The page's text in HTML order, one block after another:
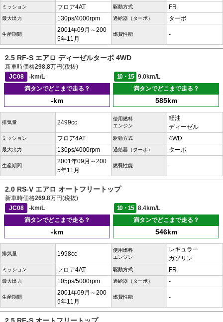
ミッション フロア4AT 駆動方式 FR
最大出力 130ps/4000rpm 過給器（ターボ） ターボ
生産期間
2001年09月～200
5年11月
燃費性能 -
2.5 RF-S エアロ ディーゼルターボ 4WD
新車時価格298.8万円(税抜)
JC08
-km/L 10・15
9.0km/L
満タンでどこまで走る？
-km
満タンでどこまで走る？
585km
排気量 2499cc
使用燃料
エンジン
軽油
ディーゼル
ミッション フロア4AT 駆動方式 4WD
最大出力 130ps/4000rpm 過給器（ターボ） ターボ
生産期間
2001年09月～200
5年11月
燃費性能 -
2.0 RS-V エアロ オートフリートップ
新車時価格269.8万円(税抜)
JC08
-km/L 10・15
8.4km/L
満タンでどこまで走る？
-km
満タンでどこまで走る？
546km
排気量 1998cc
使用燃料
エンジン
レギュラー
ガソリン
ミッション フロア4AT 駆動方式 FR
最大出力 105ps/5000rpm 過給器（ターボ） -
生産期間
2001年09月～200
5年11月
燃費性能 -